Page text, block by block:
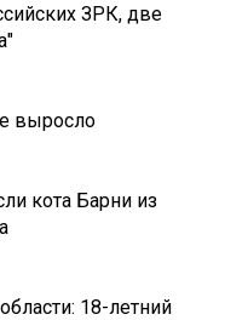
ЗРК, две
выросло
кота Барни из
18-летний